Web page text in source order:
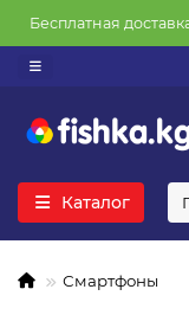
Бесплатная
Каталог
Смартфоны